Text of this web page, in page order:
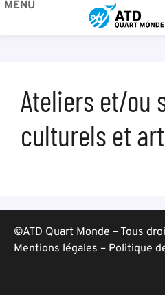
MENU
Ateliers et/ou
culturels et
©ATD Quart Monde – Tous
Mentions légales – Politique